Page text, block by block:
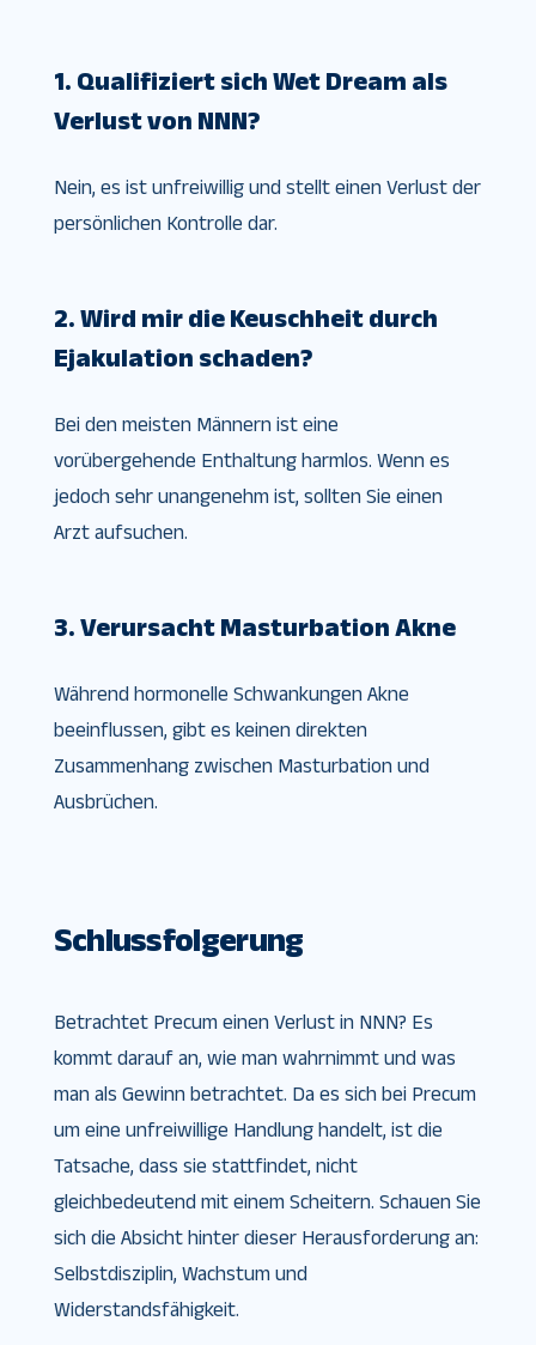
1. Qualifiziert sich Wet Dream als
Verlust von NNN?
Nein, es ist unfreiwillig und stellt einen Verlust der
persönlichen Kontrolle dar.
2. Wird mir die Keuschheit durch
Ejakulation schaden?
Bei den meisten Männern ist eine
vorübergehende Enthaltung harmlos. Wenn es
jedoch sehr unangenehm ist, sollten Sie einen
Arzt aufsuchen.
3. Verursacht Masturbation Akne
Während hormonelle Schwankungen Akne
beeinflussen, gibt es keinen direkten
Zusammenhang zwischen Masturbation und
Ausbrüchen.
Schlussfolgerung
Betrachtet Precum einen Verlust in NNN? Es
kommt darauf an, wie man wahrnimmt und was
man als Gewinn betrachtet. Da es sich bei Precum
um eine unfreiwillige Handlung handelt, ist die
Tatsache, dass sie stattfindet, nicht
gleichbedeutend mit einem Scheitern. Schauen Sie
sich die Absicht hinter dieser Herausforderung an:
Selbstdisziplin, Wachstum und
Widerstandsfähigkeit.